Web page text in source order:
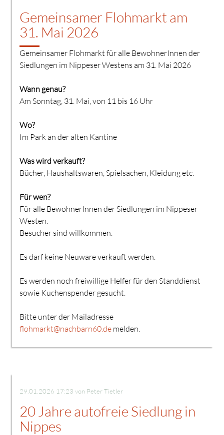
Gemeinsamer Flohmarkt am
31. Mai 2026
Gemeinsamer Flohmarkt für alle BewohnerInnen der
Siedlungen im Nippeser Westens am 31. Mai 2026
Wann genau?
Am Sonntag, 31. Mai, von 11 bis 16 Uhr
Wo?
Im Park an der alten Kantine
Was wird verkauft?
Bücher, Haushaltswaren, Spielsachen, Kleidung etc.
Für wen?
Für alle BewohnerInnen der Siedlungen im Nippeser
Westen.
Besucher sind willkommen.
Es darf keine Neuware verkauft werden.
Es werden noch freiwillige Helfer für den Standdienst
sowie Kuchenspender gesucht.
Bitte unter der Mailadresse
flohmarkt@nachbarn60.de melden.
29.01.2026 17:23 von Peter Tietler
20 Jahre autofreie Siedlung in
Nippes